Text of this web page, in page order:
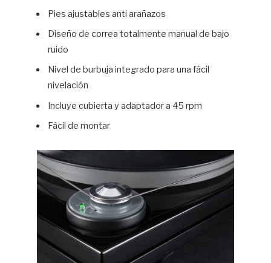
Pies ajustables anti arañazos
Diseño de correa totalmente manual de bajo
ruido
Nivel de burbuja integrado para una fácil
nivelación
Incluye cubierta y adaptador a 45 rpm
Fácil de montar